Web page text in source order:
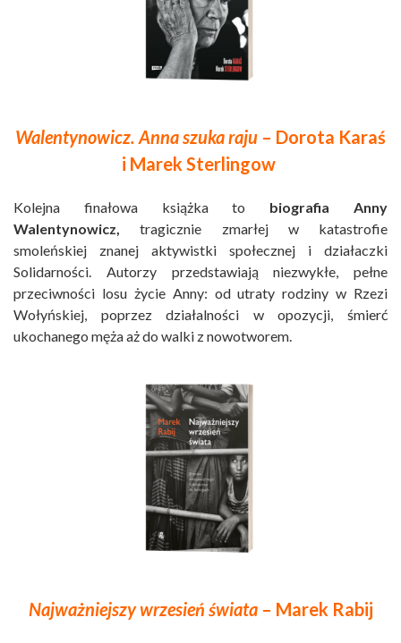
Walentynowicz. Anna szuka raju – Dorota Karaś
i Marek Sterlingow
Kolejna finałowa książka to biografia Anny
Walentynowicz,tragicznie zmarłej w katastrofie
smoleńskiej znanej aktywistki społecznej i działaczki
Solidarności. Autorzy przedstawiają niezwykłe, pełne
przeciwności losu życie Anny: od utraty rodziny w Rzezi
Wołyńskiej, poprzez działalności w opozycji, śmierć
ukochanego męża aż do walki z nowotworem.
Najważniejszy wrzesień świata– Marek Rabij